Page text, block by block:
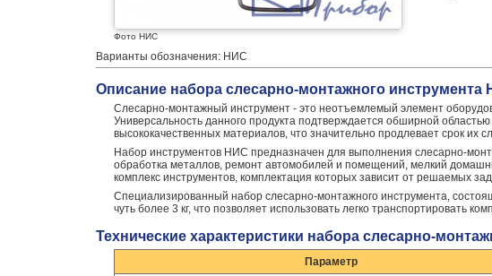
Фото НИС
Варианты обозначения: НИС
Описание набора слесарно-монтажного инструмента
Слесарно-монтажный инструмент - это неотъемлемый элемент
Универсальность данного продукта подтверждается обширной
высококачественных материалов, что значительно продлевает срок их
Набор инструментов НИС предназначен для выполнения слесарно-
обработка металлов, ремонт автомобилей и помещений, мелкий
комплекс инструментов, комплектация которых зависит от решаемых
Специализированный набор слесарно-монтажного инструмента,
чуть более 3 кг, что позволяет использовать легко транспортировать
Технические характеристики набора слесарно-
Параметр